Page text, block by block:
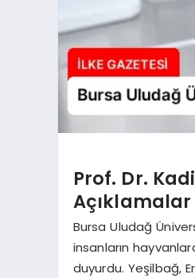
Prof. Dr.
Açıklamalar
Bursa Uludağ
insanların
duyurdu. Yeşilbağ,